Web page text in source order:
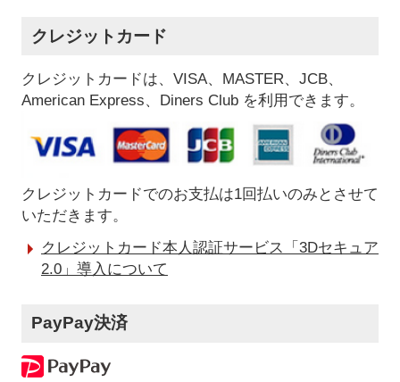
クレジットカード
クレジットカードは、VISA、MASTER、JCB、
American Express、Diners Club を利用できます。
クレジットカードでのお支払は1回払いのみとさせて
いただきます。
クレジットカード本人認証サービス「3Dセキュア
2.0」導入について
PayPay決済